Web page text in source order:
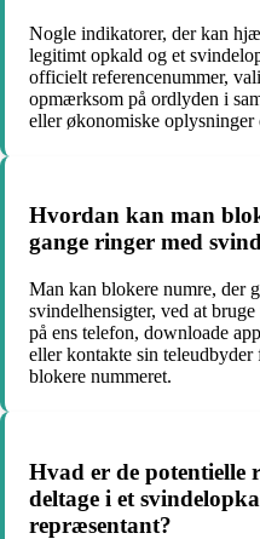
Nogle indikatorer, der kan
legitimt opkald og et
officielt referencenummer,
opmærksom på ordlyden i
eller økonomiske oplysninger
Hvordan kan man
gange ringer med
Man kan blokere numre, der
svindelhensigter, ved at
på ens telefon, downloade
eller kontakte sin
blokere nummeret.
Hvad er de potentielle
deltage i et
repræsentant?